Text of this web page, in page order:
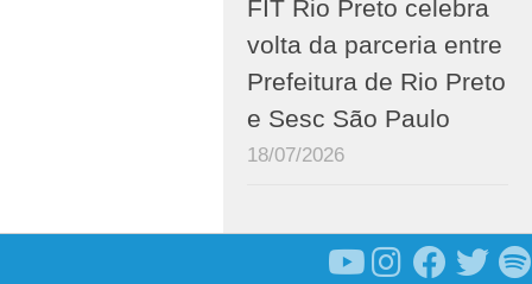
FIT Rio Preto celebra
volta da parceria entre
Prefeitura de Rio Preto
e Sesc São Paulo
18/07/2026